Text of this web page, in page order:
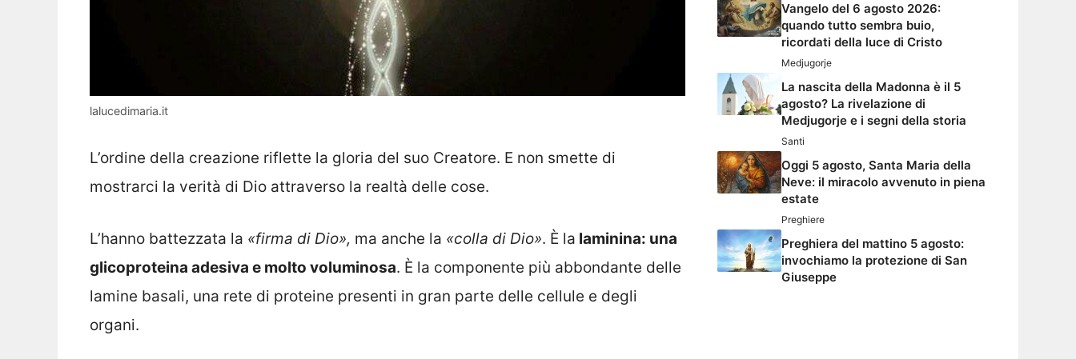
lalucedimaria.it
L’ordine della creazione riflette la gloria del suo Creatore. E non smette di
mostrarci la verità di Dio attraverso la realtà delle cose.
L’hanno battezzata la «firma di Dio», ma anche la «colla di Dio». È la laminina: una
glicoproteina adesiva e molto voluminosa. È la componente più abbondante delle
lamine basali, una rete di proteine presenti in gran parte delle cellule e degli
organi.
Vangelo del 6 agosto 2026:
quando tutto sembra buio,
ricordati della luce di Cristo
Medjugorje
La nascita della Madonna è il 5
agosto? La rivelazione di
Medjugorje e i segni della storia
Santi
Oggi 5 agosto, Santa Maria della
Neve: il miracolo avvenuto in piena
estate
Preghiere
Preghiera del mattino 5 agosto:
invochiamo la protezione di San
Giuseppe